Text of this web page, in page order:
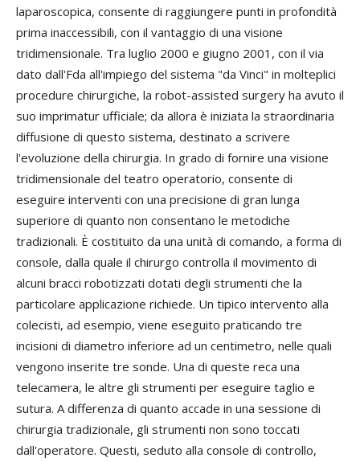
laparoscopica, consente di raggiungere punti in profondità
prima inaccessibili, con il vantaggio di una visione
tridimensionale. Tra luglio 2000 e giugno 2001, con il via
dato dall'Fda all'impiego del sistema "da Vinci" in molteplici
procedure chirurgiche, la robot-assisted surgery ha avuto il
suo imprimatur ufficiale; da allora è iniziata la straordinaria
diffusione di questo sistema, destinato a scrivere
l'evoluzione della chirurgia. In grado di fornire una visione
tridimensionale del teatro operatorio, consente di
eseguire interventi con una precisione di gran lunga
superiore di quanto non consentano le metodiche
tradizionali. È costituito da una unità di comando, a forma di
console, dalla quale il chirurgo controlla il movimento di
alcuni bracci robotizzati dotati degli strumenti che la
particolare applicazione richiede. Un tipico intervento alla
colecisti, ad esempio, viene eseguito praticando tre
incisioni di diametro inferiore ad un centimetro, nelle quali
vengono inserite tre sonde. Una di queste reca una
telecamera, le altre gli strumenti per eseguire taglio e
sutura. A differenza di quanto accade in una sessione di
chirurgia tradizionale, gli strumenti non sono toccati
dall'operatore. Questi, seduto alla console di controllo,